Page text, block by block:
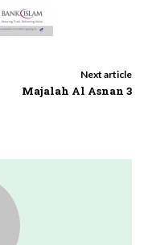
Next article
Majalah Al Asnan 3